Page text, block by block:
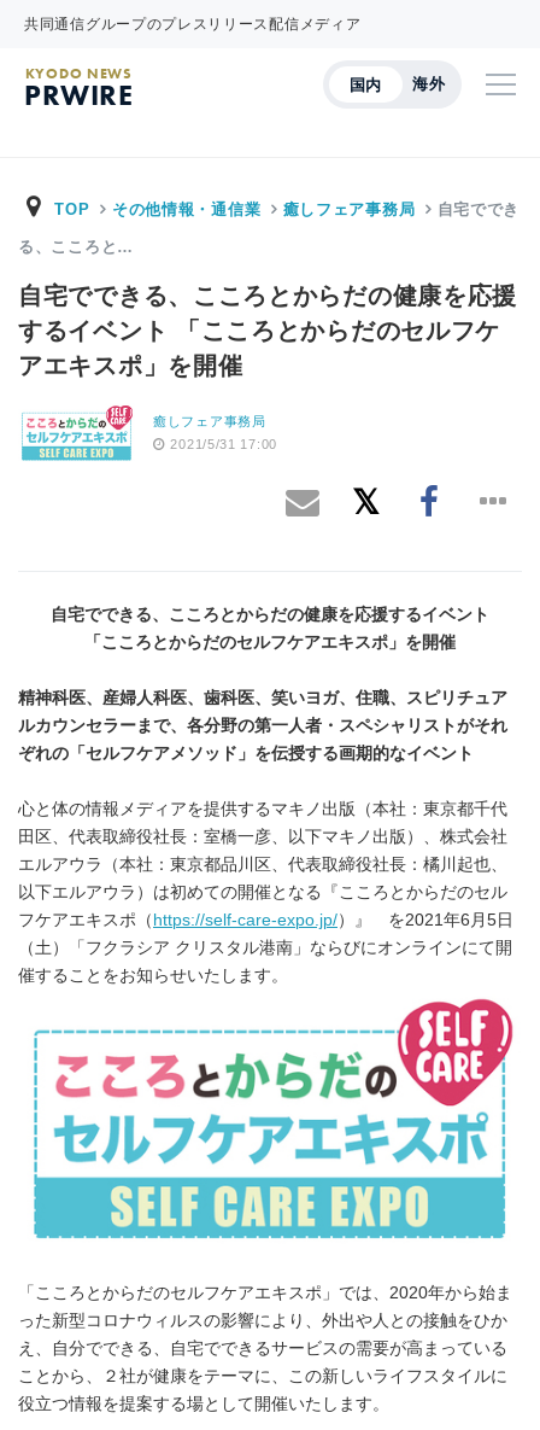
共同通信グループのプレスリリース配信メディア
国内 海外
KYODO NEWS
PRWIRE
TOP その他情報・通信業 癒しフェア事務局 自宅ででき
る、こころと…
自宅でできる、こころとからだの健康を応援
するイベント 「こころとからだのセルフケ
アエキスポ」を開催
癒しフェア事務局
2021/5/31 17:00
自宅でできる、こころとからだの健康を応援するイベント
「こころとからだのセルフケアエキスポ」を開催
精神科医、産婦人科医、歯科医、笑いヨガ、住職、スピリチュア
ルカウンセラーまで、各分野の第一人者・スペシャリストがそれ
ぞれの「セルフケアメソッド」を伝授する画期的なイベント
心と体の情報メディアを提供するマキノ出版（本社：東京都千代
田区、代表取締役社長：室橋一彦、以下マキノ出版）、株式会社
エルアウラ（本社：東京都品川区、代表取締役社長：橘川起也、
以下エルアウラ）は初めての開催となる『こころとからだのセル
フケアエキスポ（ https://self-care-expo.jp/）』 を2021年6月5日
（土）「フクラシア クリスタル港南」ならびにオンラインにて開
催することをお知らせいたします。
「こころとからだのセルフケアエキスポ」では、2020年から始ま
った新型コロナウィルスの影響により、外出や人との接触をひか
え、自分でできる、自宅でできるサービスの需要が高まっている
ことから、２社が健康をテーマに、この新しいライフスタイルに
役立つ情報を提案する場として開催いたします。